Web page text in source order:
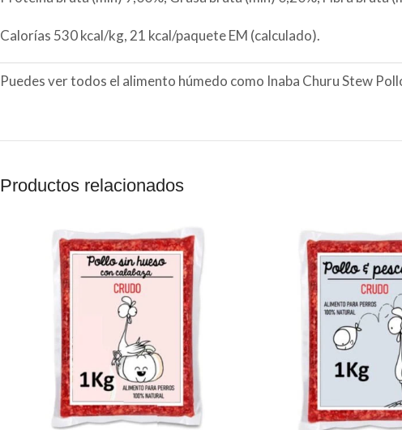
Calorías 530 kcal/kg, 21 kcal/paquete EM (calculado).
Puedes ver todos el alimento húmedo como Inaba Churu Stew
Productos relacionados